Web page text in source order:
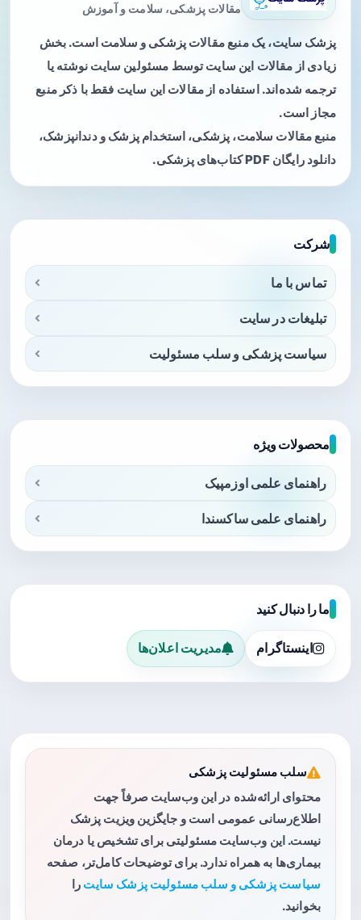
مقالات پزشکی، سلامت و آموزش
پزشک سایت، یک منبع مقالات پزشکی و سلامت است. بخش
زیادی از مقالات این سایت توسط مسئولین سایت نوشته یا
ترجمه شده‌اند. استفاده از مقالات این سایت فقط با ذکر منبع
مجاز است.
منبع مقالات سلامت، پزشکی، استخدام پزشک و دندانپزشک،
دانلود رایگان PDF کتاب‌های پزشکی.
شرکت
تماس با ما
تبلیغات در سایت
سیاست پزشکی و سلب مسئولیت
محصولات ویژه
راهنمای علمی اوزمپیک
راهنمای علمی ساکسندا
ما را دنبال کنید
اینستاگرام مدیریت اعلان‌ها
سلب مسئولیت پزشکی
محتوای ارائه‌شده در این وب‌سایت صرفاً جهت
اطلاع‌رسانی عمومی است و جایگزین ویزیت پزشک
نیست. این وب‌سایت مسئولیتی برای تشخیص یا درمان
بیماری‌ها به همراه ندارد. برای توضیحات کامل‌تر، صفحه
سیاست پزشکی و سلب مسئولیت پزشک سایت را
بخوانید.